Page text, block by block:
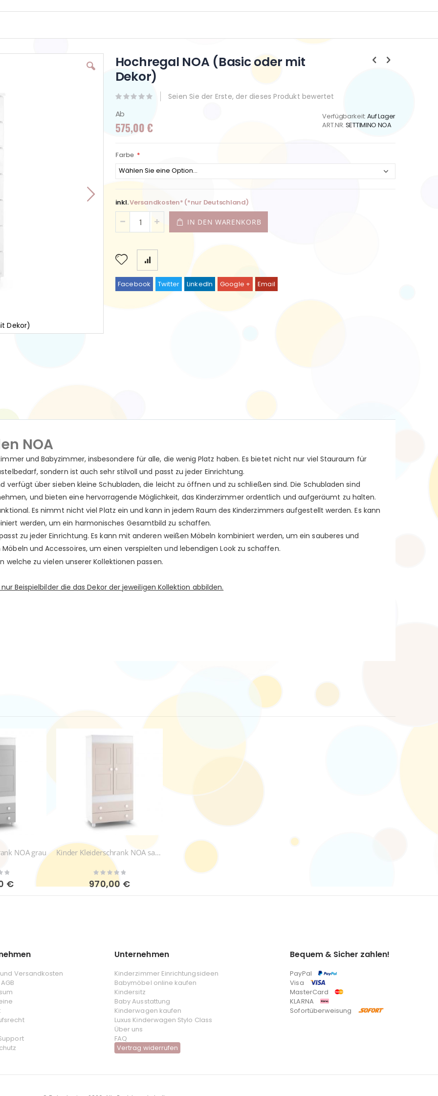
Dekor)
Hochregal NOA (Basic oder mit
Dekor)
Seien Sie der Erste, der dieses Produkt bewertet
Ab
575,00 €
Verfügbarkeit: Auf Lager
ART.NR. SETTIMINO NOA
Farbe
inkl.Versandkosten* (*nur Deutschland)
IN DEN WARENKORB
Facebook Twitter LinkedIn Google + Email
NOA
und Babyzimmer, insbesondere für alle, die wenig Platz haben. Es bietet nicht nur viel Stauraum für
sondern ist auch sehr stilvoll und passt zu jeder Einrichtung.
verfügt über sieben kleine Schubladen, die leicht zu öffnen und zu schließen sind. Die Schubladen sind
und bieten eine hervorragende Möglichkeit, das Kinderzimmer ordentlich und aufgeräumt zu halten.
Es nimmt nicht viel Platz ein und kann in jedem Raum des Kinderzimmers aufgestellt werden. Es kann
werden, um ein harmonisches Gesamtbild zu schaffen.
zu jeder Einrichtung. Es kann mit anderen weißen Möbeln kombiniert werden, um ein sauberes und
und Accessoires, um einen verspielten und lebendigen Look zu schaffen.
welche zu vielen unserer Kollektionen passen.
Beispielbilder die das Dekor der jeweiligen Kollektion abbilden.
NOA grau
€
Kinder Kleiderschrank NOA sand
Rating:
0%
970,00 €
Versandkosten
Unternehmen
Kinderzimmer Einrichtungsideen
Babymöbel online kaufen
Kindersitz
Baby Ausstattung
Kinderwagen kaufen
Luxus Kinderwagen Stylo Class
Über uns
FAQ
Vertrag widerrufen
Bequem & Sicher zahlen!
PayPal
Visa
MasterCard
KLARNA
Sofortüberweisung